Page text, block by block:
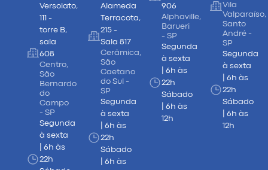
Versolato,
111 -
torre B,
sala
608
Centro,
São
Bernardo
do
Campo
- SP
Segunda
à sexta
| 6h às
22h
Alameda
Terracota,
215 -
Sala 817
Cerâmica,
São
Caetano
do Sul -
SP
Segunda
à sexta
| 6h às
22h
Sábado
| 6h às
906
Alphaville,
Barueri
- SP
Segunda
à sexta
| 6h às
22h
Sábado
| 6h às
12h
Vila
Valparaíso,
Santo
André -
SP
Segunda
à sexta
| 6h às
22h
Sábado
| 6h às
12h